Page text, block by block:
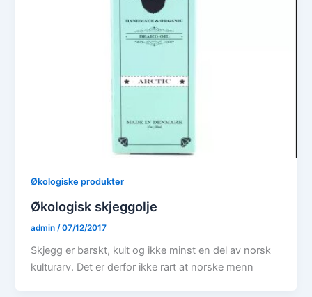
Økologiske produkter
Økologisk skjeggolje
admin /07/12/2017
Skjegg er barskt, kult og ikke minst en del av norsk
kulturarv. Det er derfor ikke rart at norske menn